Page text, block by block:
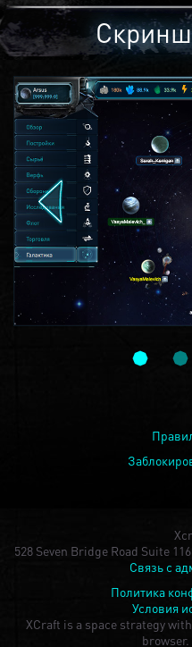
528 Seven Bridge Road Suite
Связь с
Политика
Условия
XCraft is a space strategy
browser.